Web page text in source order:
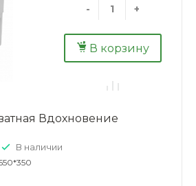
- +
В корзину
Вдохновение
В наличии